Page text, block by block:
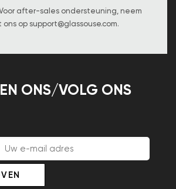
after-sales ondersteuning, neem
ons op support@glassouse.com.
ONS/VOLG ONS